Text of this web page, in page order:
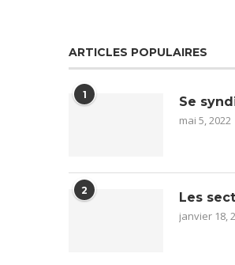
ARTICLES POPULAIRES
1 Se
mai 5, 2022
2 Les
janvier 18,